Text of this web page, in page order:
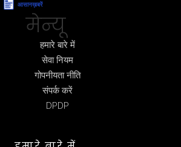
मेन्यू
हमारे बारे में
सेवा नियम
गोपनीयता नीति
संपर्क करें
DPDP